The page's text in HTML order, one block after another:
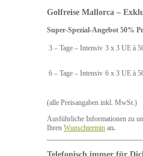
Golfreise Mallorca –
Super-Spezial-Angebot 50%
3 – Tage – Intensiv 3 x 3 UE à
6 – Tage – Intensiv 6 x 3 UE à
(alle Preisangaben inkl. MwSt.)
Ausführliche Informationen zu
Ihren Wunschtermin an.